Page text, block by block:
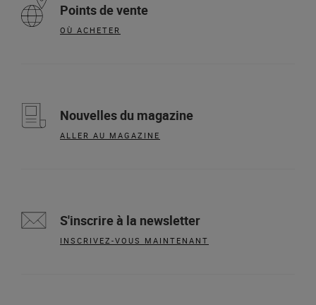
Points de vente
OÙ ACHETER
Nouvelles du magazine
ALLER AU MAGAZINE
S'inscrire à la newsletter
INSCRIVEZ-VOUS MAINTENANT